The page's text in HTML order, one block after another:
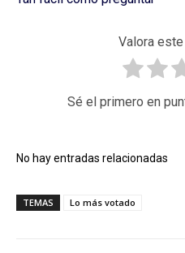
Valora
Sé el primero en
No hay entradas relacionadas
TEMAS Lo más votado